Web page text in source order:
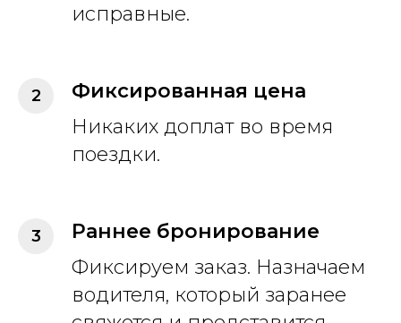
исправные.
Фиксированная цена
Никаких доплат во время
поездки.
Раннее бронирование
Фиксируем заказ. Назначаем
водителя, который заранее